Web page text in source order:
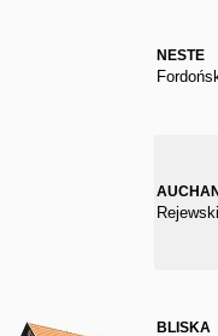
NESTE
BLISKA